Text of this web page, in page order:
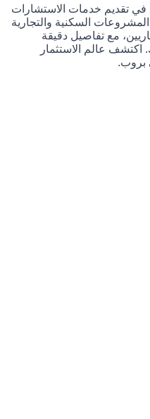
تقديم خدمات الاستشارات
السكنية والتجارية
مع تفاصيل دقيقة
اكتشف عالم الاستثمار
بروب.